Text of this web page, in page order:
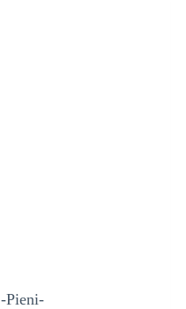
-Pieni-